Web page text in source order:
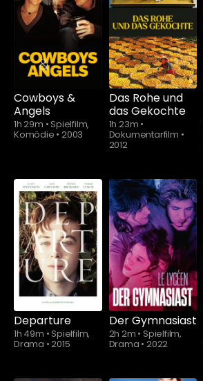
Cowboys &
Angels
1h 29m • Spielfilm,
Komödie • 2003
Das Rohe und
das Gekochte
1h 23m •
Dokumentarfilm •
2012
Schauen Sie
ab$5.90
Departure
1h 49m • Spielfilm,
Drama •2015
Der Gymnasiast
2h 2m • Spielfilm,
Drama • 2022